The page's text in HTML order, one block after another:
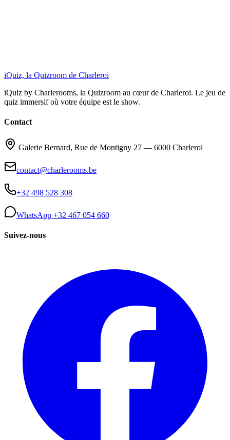
iQuiz, la Quizroom de Charleroi
iQuiz by Charlerooms, la Quizroom au cœur de Charleroi. Le jeu de
quiz immersif où votre équipe est le show.
Contact
Galerie Bernard, Rue de Montigny 27 — 6000 Charleroi
contact@charlerooms.be
+32 498 528 308
WhatsApp +32 467 054 660
Suivez-nous